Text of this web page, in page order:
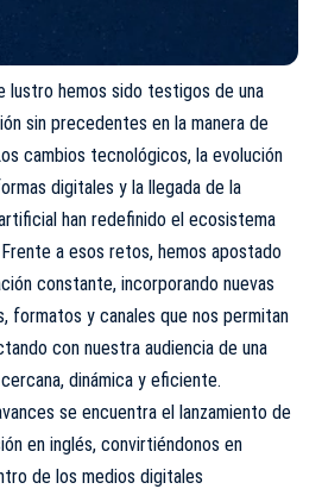
lustro hemos sido testigos de una
sin precedentes en la manera de
cambios tecnológicos, la evolución
digitales y la llegada de la
han redefinido el ecosistema
a esos retos, hemos apostado
constante, incorporando nuevas
formatos y canales que nos permitan
con nuestra audiencia de una
dinámica y eficiente.
se encuentra el lanzamiento de
en inglés, convirtiéndonos en
de los medios digitales